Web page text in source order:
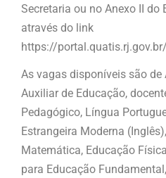
Secretaria ou no Anexo II do
através do link
https://
As vagas disponíveis são
Auxiliar de Educação,
Pedagógico, Língua
Estrangeira Moderna
Matemática, Educação
para Educação